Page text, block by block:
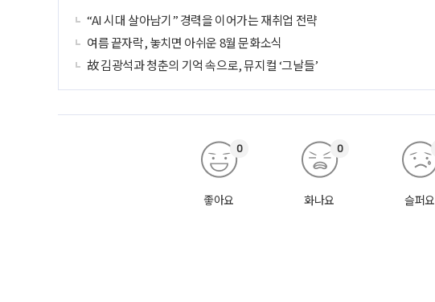
“AI 시대 살아남기” 경력을 이어가는 재취업 전략
여름 끝자락, 놓치면 아쉬운 8월 문화소식
故 김광석과 청춘의 기억 속으로, 뮤지컬 ‘그날들’
좋아요
0
화나요
0
슬퍼요